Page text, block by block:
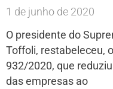
1 de junho de 2020
O presidente do
Toffoli, restabeleceu,
932/2020, que
das empresas ao